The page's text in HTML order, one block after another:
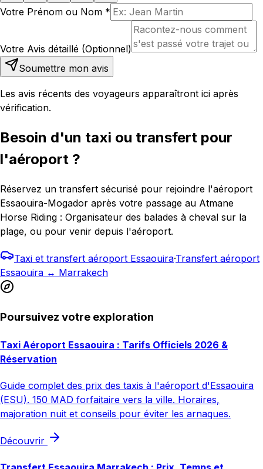
Votre Prénom ou Nom *
Votre Avis détaillé (Optionnel)
Soumettre mon avis
Les avis récents des voyageurs apparaîtront ici après
vérification.
Besoin d'un taxi ou transfert pour
l'aéroport ?
Réservez un transfert sécurisé pour rejoindre l'aéroport
Essaouira-Mogador après votre passage au Atmane
Horse Riding : Organisateur des balades à cheval sur la
plage, ou pour venir depuis l'aéroport.
Taxi et transfert aéroport Essaouira·Transfert aéroport
Essaouira ↔ Marrakech
Poursuivez votre exploration
Taxi Aéroport Essaouira : Tarifs Officiels 2026 &
Réservation
Guide complet des prix des taxis à l'aéroport d'Essaouira
(ESU). 150 MAD forfaitaire vers la ville. Horaires,
majoration nuit et conseils pour éviter les arnaques.
Découvrir